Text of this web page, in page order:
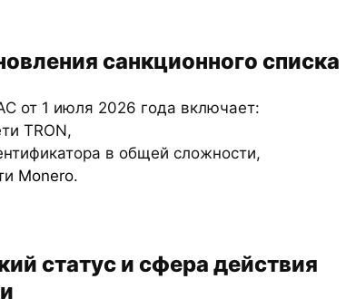
санкционного списка
от 1 июля 2026 года включает:
TRON,
в общей сложности,
Monero.
статус и сфера действия